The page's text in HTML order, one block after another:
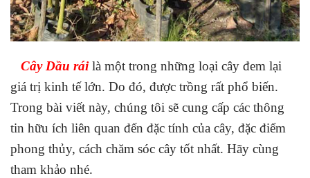
Cây Dầu ráilà một trong những loại cây đem lại
giá trị kinh tế lớn. Do đó, được trồng rất phổ biến.
Trong bài viết này, chúng tôi sẽ cung cấp các thông
tin hữu ích liên quan đến đặc tính của cây, đặc điểm
phong thủy, cách chăm sóc cây tốt nhất. Hãy cùng
tham khảo nhé.